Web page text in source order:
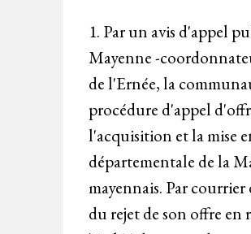
1. Par un avis d'appel
Mayenne -
de l'Ernée, la
procédure d'appel
l'acquisition et la mise
départementale de la
mayennais. Par
du rejet de son offre en